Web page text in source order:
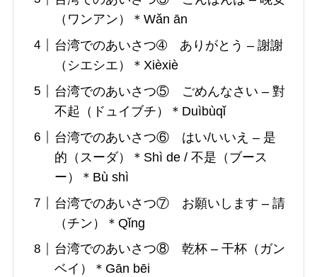
（ワンアン）＊Wǎn ān
台湾でのあいさつ➃ ありがとう – 謝謝
（シエシエ）＊Xièxiè
台湾でのあいさつ⑤ ごめんなさい – 對
不起（ドュイブチ）＊Duìbùqǐ
台湾でのあいさつ⑥ はい/いいえ – 是
的（スーダ）＊Shì de / 不是（ブース
ー）＊Bù shì
台湾でのあいさつ⑦ お願いします – 請
（チン）＊Qǐng
台湾でのあいさつ⑧ 乾杯 – 干杯（ガン
ベイ）＊Gān bēi